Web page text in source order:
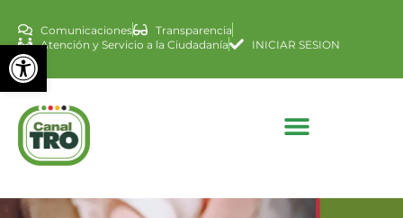
Abrir barra de
Comunicaciones
Transparencia
Atención y Servicio a la Ciudadanía
INICIAR SESION